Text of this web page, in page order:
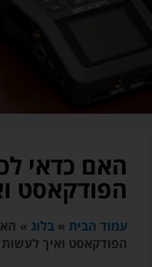
האם כדאי
הפודקאסט
עמוד הבית »בלוג »
הפודקאסט ואיך